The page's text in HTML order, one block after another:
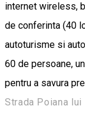
internet wireless,
de conferinta (40
autoturisme si
60 de persoane,
pentru a savura
Strada Poiana